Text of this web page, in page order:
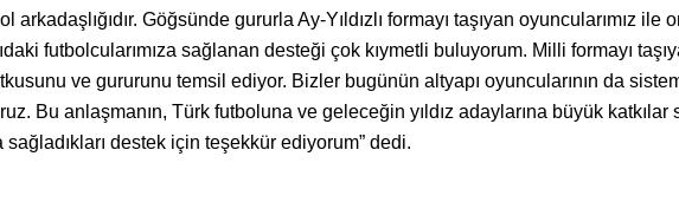
Göğsünde gururla Ay-Yıldızlı formayı taşıyan oyuncularımız
futbolcularımıza sağlanan desteği çok kıymetli buluyorum. Milli formayı
ve gururunu temsil ediyor. Bizler bugünün altyapı oyuncularının da
Bu anlaşmanın, Türk futboluna ve geleceğin yıldız adaylarına büyük katkılar
destek için teşekkür ediyorum” dedi.